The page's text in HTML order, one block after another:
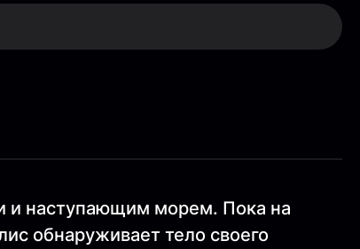
и наступающим морем. Пока на
обнаруживает тело своего